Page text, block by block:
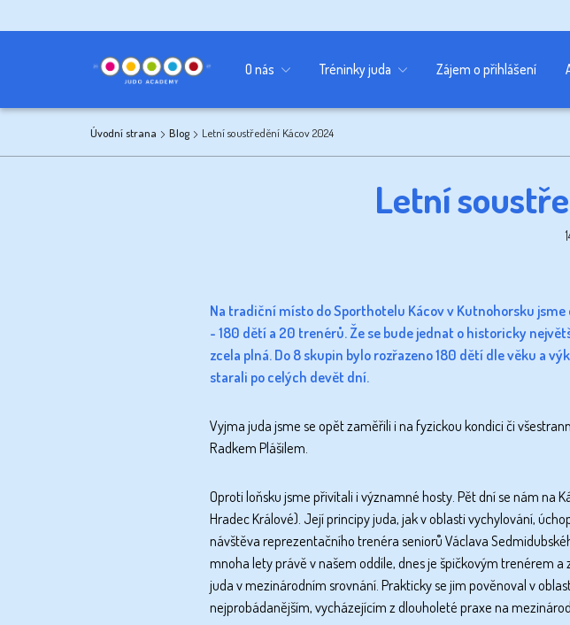
O nás Tréninky juda Zájem o přihlášení
Kancelář
Sponzoři
Učebna
Úvodní strana Blog Letní soustředění Kácov 2024
Letní
Na tradiční místo do Sporthotelu Kácov v Kutnohorsku
- 180 dětí a 20 trenérů.Že se bude jednat o historicky
zcela plná. Do 8 skupin bylo rozřazeno 180 dětí dle věku a
starali po celých devět dní.
Vyjma juda jsme se opět zaměřili i na fyzickou kondici či
Radkem Plášilem.
Oproti loňsku jsme přivítali i významné hosty. Pět dní se nám na
Hradec Králové). Její principy juda, jak v oblasti vychylování,
návštěva reprezentačního trenéra seniorů Václava
mnoha lety právě v našem oddíle, dnes je špičkovým trenérem
juda v mezinárodním srovnání. Prakticky se jim pověnoval v
nejprobádanějším, vycházejícím z dlouholeté praxe na